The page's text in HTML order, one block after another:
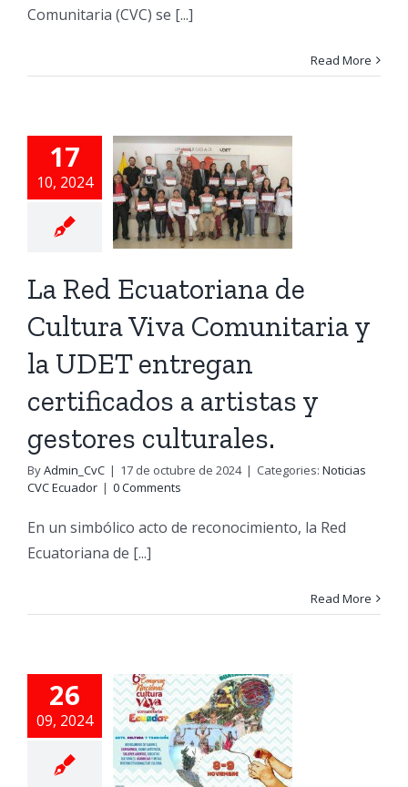
Comunitaria (CVC) se [...]
Read More
17
10, 2024
Red
UDET
y
CVC Ecuador
La Red Ecuatoriana de
Cultura Viva Comunitaria y
la UDET entregan
certificados a artistas y
gestores culturales.
ByAdmin_CvC | 17 de octubre de 2024 | Categories: Noticias
CVC Ecuador | 0 Comments
En un simbólico acto de reconocimiento, la Red
Ecuatoriana de [...]
Read More
26
09, 2024
al
Viva
–